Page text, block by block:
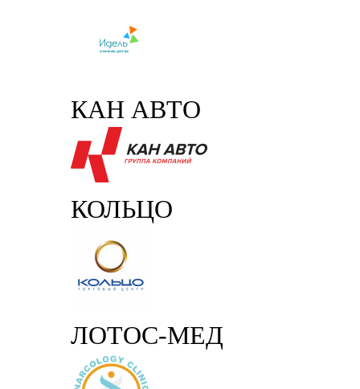
КАН АВТО
КОЛЬЦО
ЛОТОС-МЕД